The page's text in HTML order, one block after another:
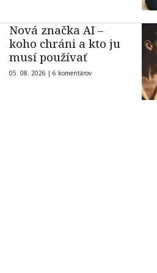
Nová značka AI –
koho chráni a kto ju
musí používať
05. 08. 2026 | 6 komentárov